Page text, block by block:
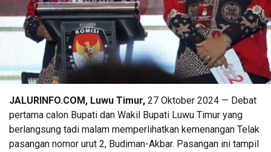
JALURINFO.COM, Luwu Timur, 27 Oktober 2024 — Debat
pertama calon Bupati dan Wakil Bupati Luwu Timur yang
berlangsung tadi malam memperlihatkan kemenangan Telak
pasangan nomor urut 2, Budiman-Akbar. Pasangan ini tampil